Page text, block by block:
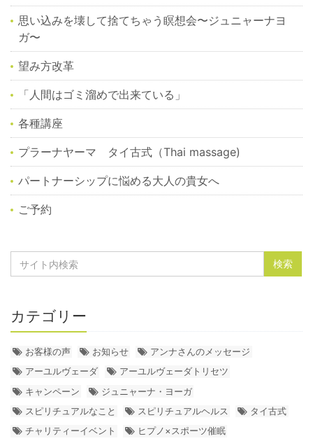
思い込みを壊して捨てちゃう瞑想会〜ジュニャーナヨ
ガ〜
望み方改革
「人間はゴミ溜めで出来ている」
各種講座
プラーナヤーマ タイ古式（Thai massage)
パートナーシップに悩める大人の貴女へ
ご予約
カテゴリー
お客様の声 お知らせ
アンナさんのメッセージ
アーユルヴェーダ
アーユルヴェーダトリセツ
キャンペーン
ジュニャーナ・ヨーガ
スピリチュアルなこと
スピリチュアルヘルス
タイ古式
チャリティーイベント
ヒプノ×スポーツ催眠